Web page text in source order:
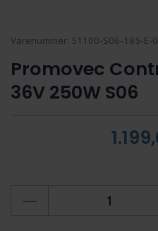
Varenummer: 51100-S06-195-E-0
Promovec
36V 250W S06